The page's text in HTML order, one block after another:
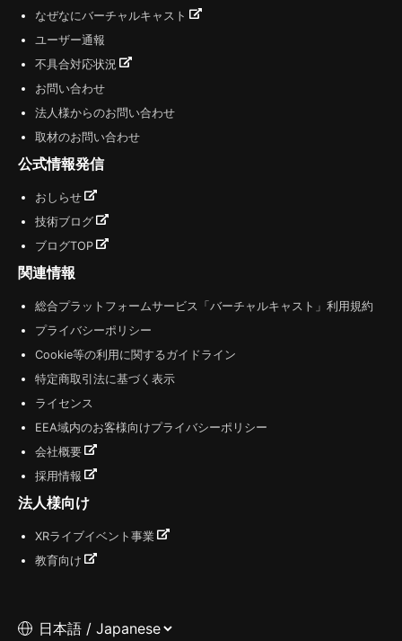
なぜなにバーチャルキャスト
ユーザー通報
不具合対応状況
お問い合わせ
法人様からのお問い合わせ
取材のお問い合わせ
公式情報発信
おしらせ
技術ブログ
ブログTOP
関連情報
総合プラットフォームサービス「バーチャルキャスト」利用規約
プライバシーポリシー
Cookie等の利用に関するガイドライン
特定商取引法に基づく表示
ライセンス
EEA域内のお客様向けプライバシーポリシー
会社概要
採用情報
法人様向け
XRライブイベント事業
教育向け